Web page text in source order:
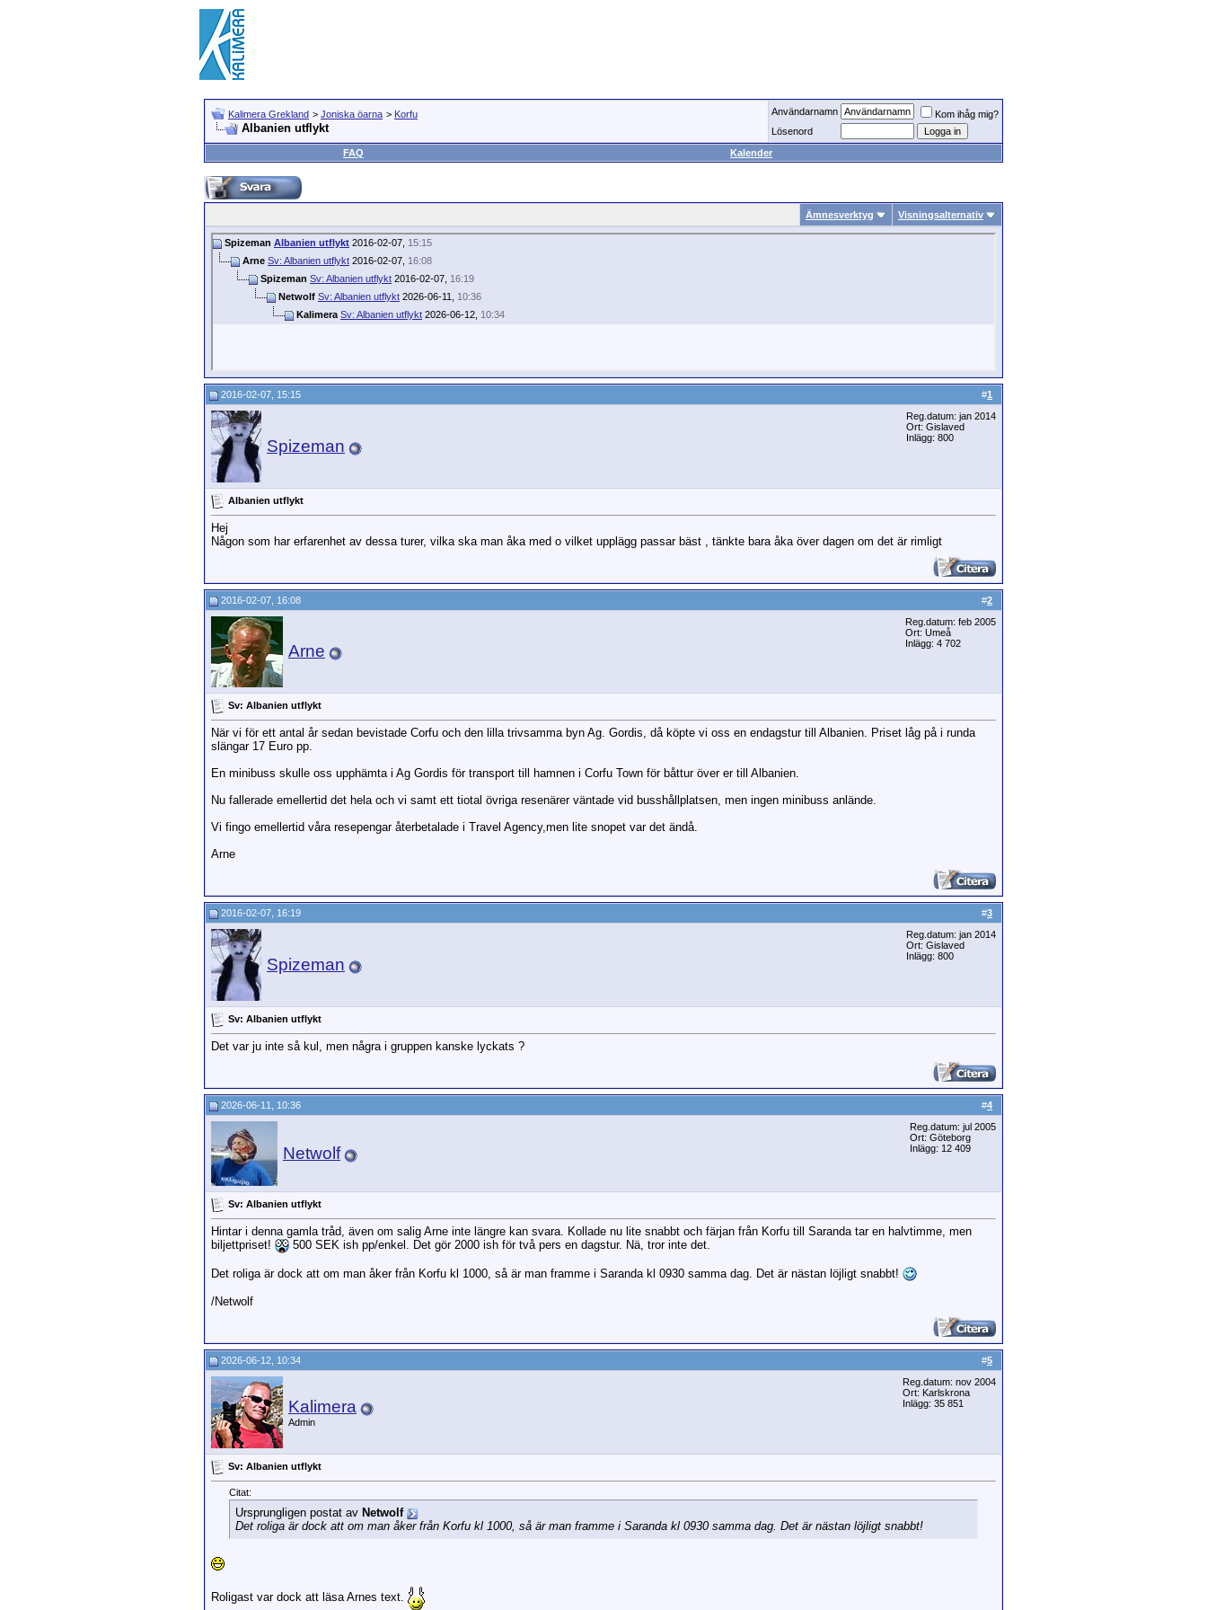
Kalimera Grekland > Joniska öarna > Korfu
Albanien utflykt
Användarnamn
Kom ihåg mig?
Lösenord
FAQ
Kalender
Ämnesverktyg Visningsalternativ
Spizeman Albanien utflykt 2016-02-07, 15:15
Arne Sv: Albanien utflykt 2016-02-07, 16:08
Spizeman Sv: Albanien utflykt 2016-02-07, 16:19
Netwolf Sv: Albanien utflykt 2026-06-11, 10:36
Kalimera Sv: Albanien utflykt 2026-06-12, 10:34
#1
2016-02-07, 15:15
Spizeman
Reg.datum: jan 2014
Ort: Gislaved
Inlägg: 800
Albanien utflykt
Hej
Någon som har erfarenhet av dessa turer, vilka ska man åka med o vilket upplägg passar bäst , tänkte bara åka över dagen om det är rimligt
#2
2016-02-07, 16:08
Arne
Reg.datum: feb 2005
Ort: Umeå
Inlägg: 4 702
Sv: Albanien utflykt
När vi för ett antal år sedan bevistade Corfu och den lilla trivsamma byn Ag. Gordis, då köpte vi oss en endagstur till Albanien. Priset låg på i runda
slängar 17 Euro pp.
En minibuss skulle oss upphämta i Ag Gordis för transport till hamnen i Corfu Town för båttur över er till Albanien.
Nu fallerade emellertid det hela och vi samt ett tiotal övriga resenärer väntade vid busshållplatsen, men ingen minibuss anlände.
Vi fingo emellertid våra resepengar återbetalade i Travel Agency,men lite snopet var det ändå.
Arne
#3
2016-02-07, 16:19
Spizeman
Reg.datum: jan 2014
Ort: Gislaved
Inlägg: 800
Sv: Albanien utflykt
Det var ju inte så kul, men några i gruppen kanske lyckats ?
#4
2026-06-11, 10:36
Netwolf
Reg.datum: jul 2005
Ort: Göteborg
Inlägg: 12 409
Sv: Albanien utflykt
Hintar i denna gamla tråd, även om salig Arne inte längre kan svara. Kollade nu lite snabbt och färjan från Korfu till Saranda tar en halvtimme, men
biljettpriset!
500 SEK ish pp/enkel. Det gör 2000 ish för två pers en dagstur. Nä, tror inte det.
Det roliga är dock att om man åker från Korfu kl 1000, så är man framme i Saranda kl 0930 samma dag. Det är nästan löjligt snabbt!
/Netwolf
#5
2026-06-12, 10:34
Kalimera
Admin
Reg.datum: nov 2004
Ort: Karlskrona
Inlägg: 35 851
Sv: Albanien utflykt
Citat:
Ursprungligen postat av Netwolf
Det roliga är dock att om man åker från Korfu kl 1000, så är man framme i Saranda kl 0930 samma dag. Det är nästan löjligt snabbt!
Roligast var dock att läsa Arnes text.